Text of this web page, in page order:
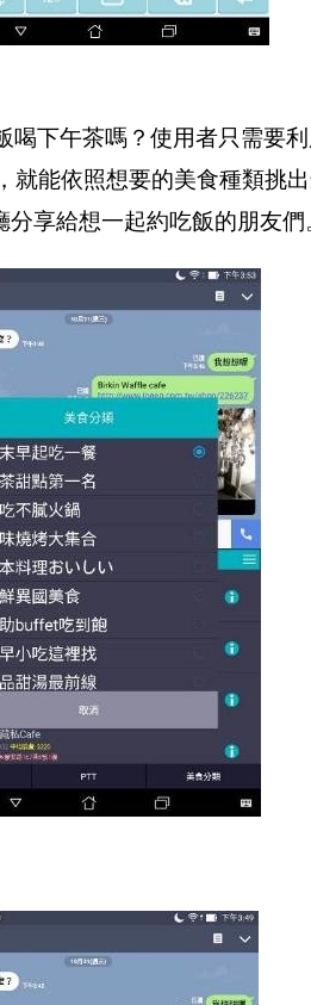
下午茶嗎？使用者只需要
能依照想要的美食種類挑
享給想一起約吃飯的朋友們